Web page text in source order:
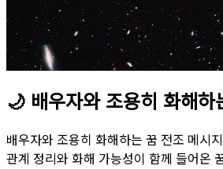
🌙 배우자와 조용히 화해
배우자와 조용히 화해하는 꿈 전조 메시
관계 정리와 화해 가능성이 함께 들어온